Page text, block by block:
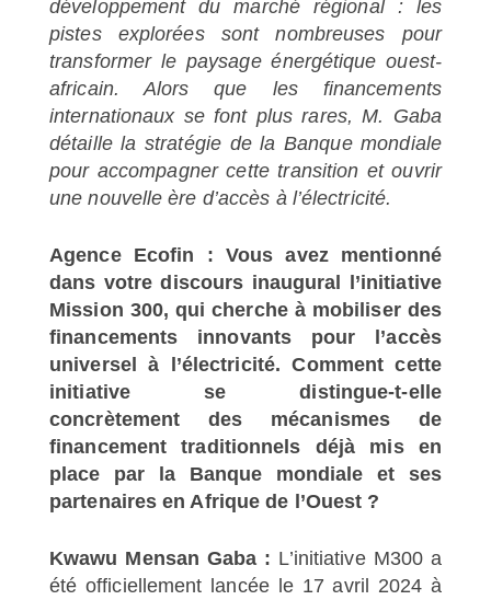
développement du marché régional : les
pistes explorées sont nombreuses pour
transformer le paysage énergétique ouest-
africain. Alors que les financements
internationaux se font plus rares, M. Gaba
détaille la stratégie de la Banque mondiale
pour accompagner cette transition et ouvrir
une nouvelle ère d’accès à l’électricité.
Agence Ecofin : Vous avez mentionné
dans votre discours inaugural l’initiative
Mission 300, qui cherche à mobiliser des
financements innovants pour l’accès
universel à l’électricité. Comment cette
initiative se distingue-t-elle
concrètement des mécanismes de
financement traditionnels déjà mis en
place par la Banque mondiale et ses
partenaires en Afrique de l’Ouest ?
Kwawu Mensan Gaba : L’initiative M300 a
été officiellement lancée le 17 avril 2024 à